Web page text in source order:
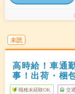
未読
高時給！車通
事！出荷・梱
職種未経験OK 交